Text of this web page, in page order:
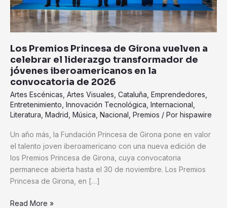
Los Premios Princesa de Girona vuelven a
celebrar el liderazgo transformador de
jóvenes iberoamericanos en la
convocatoria de 2026
Artes Escénicas Artes Visuales Cataluña Emprendedores
Entretenimiento Innovación Tecnológica Internacional
Literatura Madrid Música Nacional Premios / Por hispawire
Un año más, la Fundación Princesa de Girona pone en valor
el talento joven iberoamericano con una nueva edición de
los Premios Princesa de Girona, cuya convocatoria
permanece abierta hasta el 30 de noviembre. Los Premios
Princesa de Girona, en […]
liderazgo
transformador
de
iberoamericanos
en
la
convocatoria
de
2026
Read More »